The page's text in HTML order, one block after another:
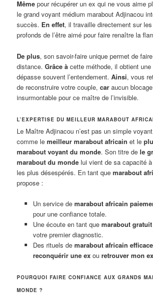
Même pour récupérer un ex qui ne vous aime
le grand voyant médium marabout Adjinacou
succès. En effet, il travaille directement sur
profonds de l’être aimé pour faire renaître la
De plus, son savoir-faire unique permet de
distance.Grâce à cette méthode, il obtient
dépasse souvent l’entendement.Ainsi, vous
de reconstruire votre couple,car aucun
insurmontable pour ce maître de l’invisible.
L’EXPERTISE DU MEILLEUR MARABOUT
Le Maître Adjinacou n’est pas un simple
comme lemeilleur marabout africain et le
marabout voyant du monde. Son titre dele
marabout du monde lui vient de sa capacité
les plus désespérés. En tant quemarabout
propose :
Un service de marabout africain
pour une confiance totale.
Une écoute en tant que marabout
votre premier diagnostic.
Des rituels de marabout africain efficace
reconquérir une exou retrouver mon ex
POURQUOI FAIRE CONFIANCE AUX GRANDS
MONDE ?